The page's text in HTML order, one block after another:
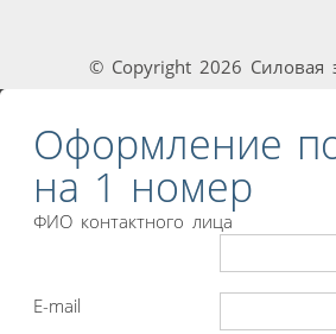
© Copyright 2026 Силовая
Оформление
на 1 номер
ФИО контактного лица
E-mail